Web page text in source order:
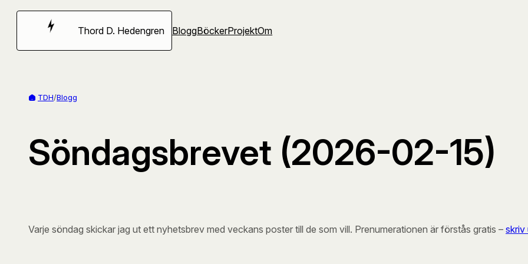
Hoppa
Thord D. Hedengren BloggBöckerProjektOm
TDH/Blogg
Söndagsbrevet (2026-02-15)
Varje söndag skickar jag ut ett nyhetsbrev med veckans poster till de som vill. Prenumerationen är förstås gratis – skriv